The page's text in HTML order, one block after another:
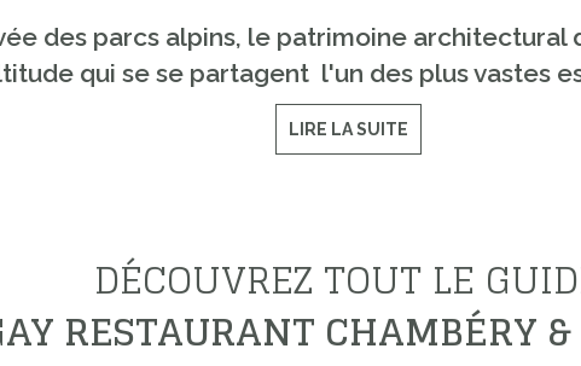
des parcs alpins, le patrimoine
qui se se partagent l'un des plus vastes
LIRE LA SUITE
DÉCOUVREZ TOUT LE
RESTAURANT CHAMBÉRY